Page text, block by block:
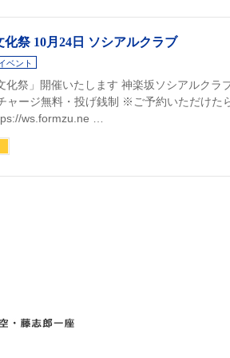
化祭 10月24日 ソシアルクラブ
ベント
化祭」開催いたします 神楽坂ソシアルクラ
ャージ無料・投げ銭制 ※ご予約いただけた
ws.formzu.ne …